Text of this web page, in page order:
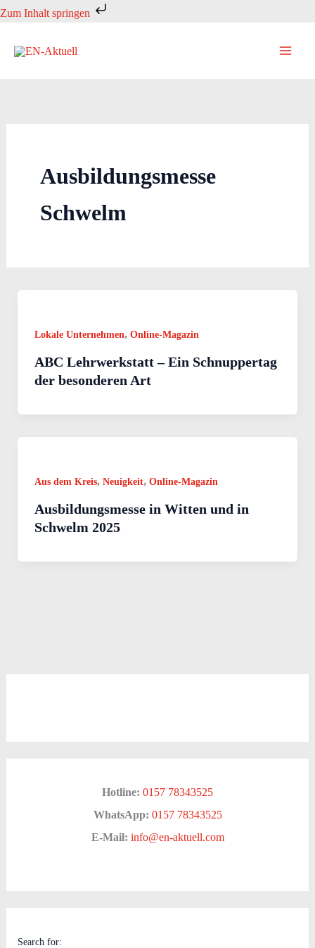
Zum Inhalt springen
Zum
springen
Ausbildungsmesse
Schwelm
Lokale Unternehmen, Online-Magazin
ABC Lehrwerkstatt – Ein Schnuppertag
der besonderen Art
Aus dem Kreis, Neuigkeit, Online-Magazin
Ausbildungsmesse in Witten und in
Schwelm 2025
Hotline: 0157 78343525
WhatsApp: 0157 78343525
E-Mail: info@en-aktuell.com
Search for: